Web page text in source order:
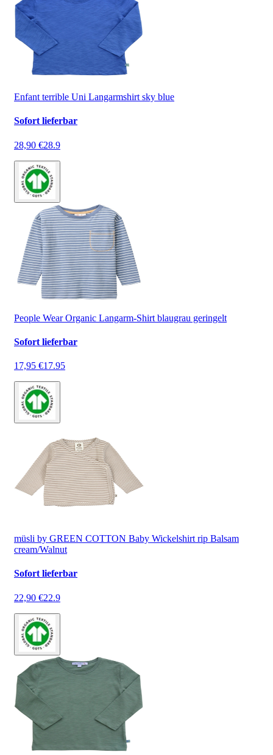
Enfant terrible Uni Langarmshirt sky blue
Sofort lieferbar
28,90 €28.9
People Wear Organic Langarm-Shirt blaugrau geringelt
Sofort lieferbar
17,95 €17.95
müsli by GREEN COTTON Baby Wickelshirt rip Balsam
cream/Walnut
Sofort lieferbar
22,90 €22.9